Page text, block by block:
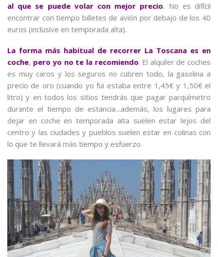
al que se puede volar con mejor precio. No es difícil
encontrar con tiempo billetes de avión por debajo de los 40
euros (inclusive en temporada alta).
La forma más habitual de recorrer La Toscana es en
coche, pero yo no te la recomiendo. El alquiler de coches
es muy caros y los seguros no cubren todo, la gasolina a
precio de oro (cuando yo fui estaba entre 1,45€ y 1,50€ el
litro) y en todos los sitios tendrás que pagar parquímetro
durante el tiempo de estancia…además, los lugares para
dejar en coche en temporada alta suelen estar lejos del
centro y las ciudades y pueblos suelen estar en colinas con
lo que te llevará más tiempo y esfuerzo.